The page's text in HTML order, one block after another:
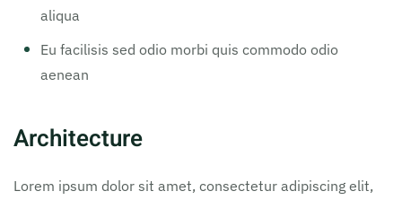
aliqua
Eu facilisis sed odio morbi quis commodo odio
aenean
Architecture
Lorem ipsum dolor sit amet, consectetur adipiscing elit,